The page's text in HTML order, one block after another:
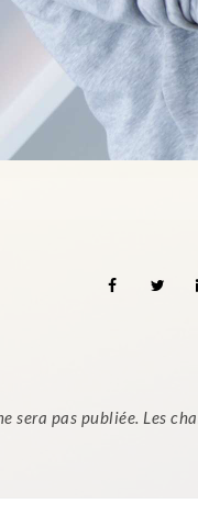
sera pas publiée. Les